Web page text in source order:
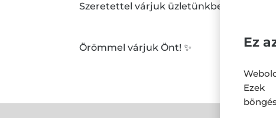
Szeretettel várjuk üzletünkben, ahol
Örömmel várjuk Önt! ✨ Ez
Ezek